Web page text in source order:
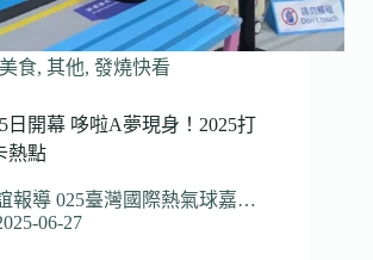
食, 其他, 發燒快看
日開幕 哆啦A夢現身！2025打
熱點
報導 025臺灣國際熱氣球嘉…
06-27